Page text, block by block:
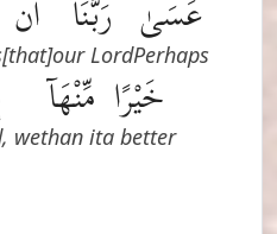
عَسَىٰ
Perhaps
رَبُّنَآ
our Lord
أَن
[that]
خَيْرًا
a better
مِّنْهَآ
than it
we